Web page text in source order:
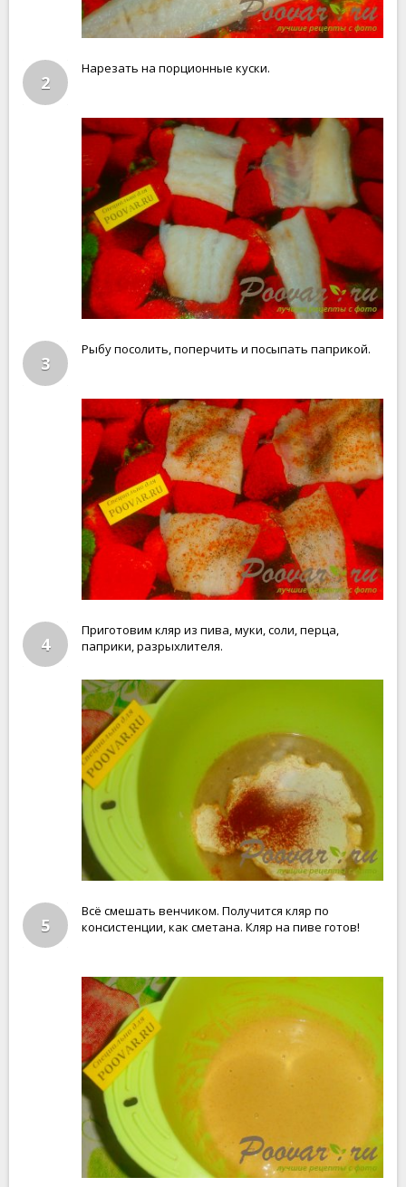
2
Нарезать на порционные куски.
3
Рыбу посолить, поперчить и посыпать паприкой.
4
Приготовим кляр из пива, муки, соли, перца,
паприки, разрыхлителя.
5
Всё смешать венчиком. Получится кляр по
консистенции, как сметана. Кляр на пиве готов!